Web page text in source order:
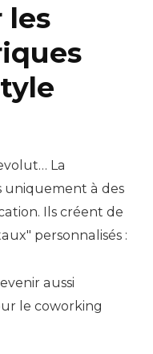
les
La
uniquement à des
Ils créent de
personnalisés :
aussi
le coworking